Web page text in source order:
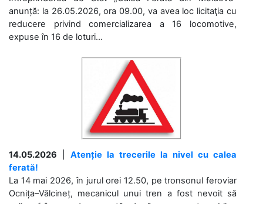
anunță: la 26.05.2026, ora 09.00, va avea loc licitaţia cu
reducere privind comercializarea a 16 locomotive,
expuse în 16 de loturi...
14.05.2026
Atenție la trecerile la nivel cu calea
ferată!
La 14 mai 2026, în jurul orei 12.50, pe tronsonul feroviar
Ocnița–Vălcineț, mecanicul unui tren a fost nevoit să